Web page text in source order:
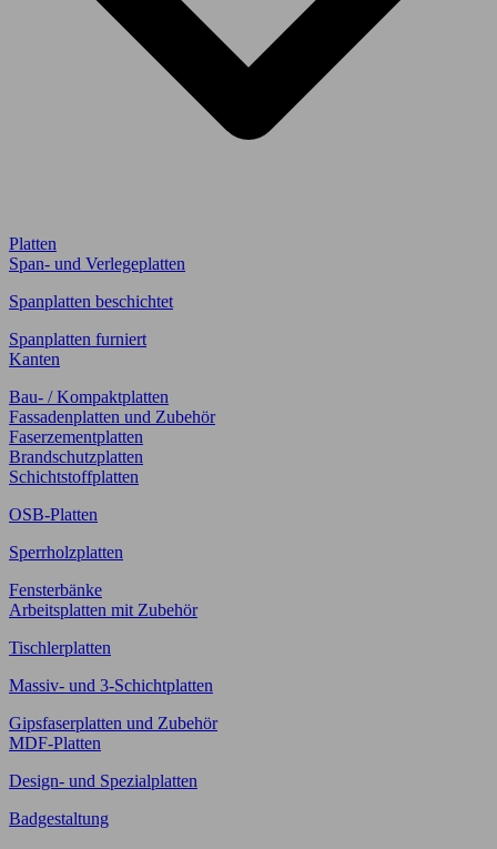
Platten
Span- und Verlegeplatten
Spanplatten beschichtet
Spanplatten furniert
Kanten
Bau- / Kompaktplatten
Fassadenplatten und Zubehör
Faserzementplatten
Brandschutzplatten
Schichtstoffplatten
OSB-Platten
Sperrholzplatten
Fensterbänke
Arbeitsplatten mit Zubehör
Tischlerplatten
Massiv- und 3-Schichtplatten
Gipsfaserplatten und Zubehör
MDF-Platten
Design- und Spezialplatten
Badgestaltung